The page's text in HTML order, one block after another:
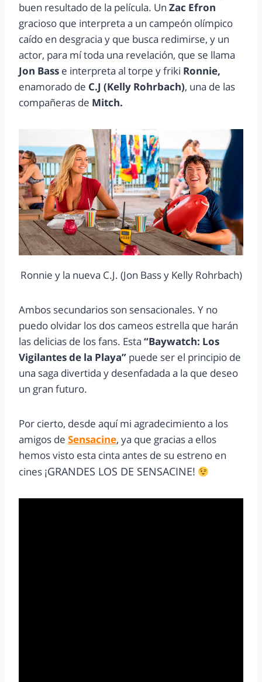
buen resultado de la película. Un Zac Efron
gracioso que interpreta a un campeón olímpico
caído en desgracia y que busca redimirse, y un
actor, para mí toda una revelación, que se llama
Jon Bass e interpreta al torpe y friki Ronnie,
enamorado de C.J (Kelly Rohrbach), una de las
compañeras de Mitch.
Ronnie y la nueva C.J. (Jon Bass y Kelly Rohrbach)
Ambos secundarios son sensacionales. Y no
puedo olvidar los dos cameos estrella que harán
las delicias de los fans. Esta “Baywatch: Los
Vigilantes de la Playa” puede ser el principio de
una saga divertida y desenfadada a la que deseo
un gran futuro.
Por cierto, desde aquí mi agradecimiento a los
amigos de Sensacine, ya que gracias a ellos
hemos visto esta cinta antes de su estreno en
cines ¡GRANDES LOS DE SENSACINE!